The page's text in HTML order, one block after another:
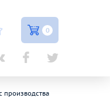
0
производства